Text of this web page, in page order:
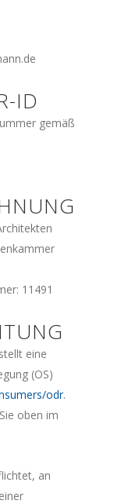
ID
gemäß
11491
eine
(OS)
odr.
oben im
an